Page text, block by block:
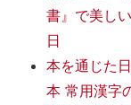
書』で美し
日
本を通じた
本 常用漢字